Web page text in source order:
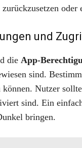
und
die App-
sind.
Nutzer
sind. Ein
bringen.